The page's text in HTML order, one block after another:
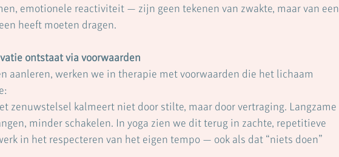
emotionele reactiviteit — zijn geen tekenen van zwakte, maar van een
heeft moeten dragen.
ontstaat via voorwaarden
aanleren, werken we in therapie met voorwaarden die het lichaam
Het zenuwstelsel kalmeert niet door stilte, maar door vertraging. Langzame
minder schakelen. In yoga zien we dit terug in zachte, repetitieve
in het respecteren van het eigen tempo — ook als dat “niets doen”